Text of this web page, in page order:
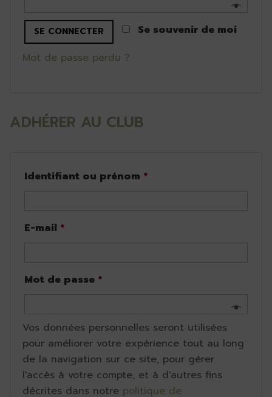
Se souvenir de moi
SE CONNECTER
Mot de passe perdu ?
ADHÉRER AU CLUB
Identifiant ou prénom *
E-mail *
Mot de passe *
Vos données personnelles seront utilisées
pour améliorer votre expérience tout au long
de la navigation sur ce site, pour gérer
l'accès à votre compte, et à d'autres fins
décrites dans notre politique de